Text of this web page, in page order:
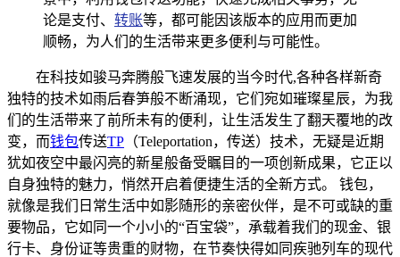
论是支付、 转账等，都可能因该版本的应用而更加
顺畅，为人们的生活带来更多便利与可能性。
在科技如骏马奔腾般飞速发展的当今时代,各种各样新奇
独特的技术如雨后春笋般不断涌现，它们宛如璀璨星辰，为我
们的生活带来了前所未有的便利，让生活发生了翻天覆地的改
变，而钱包传送TP （Teleportation，传送）技术，无疑是近期
犹如夜空中最闪亮的新星般备受瞩目的一项创新成果，它正以
自身独特的魅力，悄然开启着便捷生活的全新方式。 钱包，
就像是我们日常生活中如影随形的亲密伙伴，是不可或缺的重
要物品，它如同一个小小的“百宝袋”，承载着我们的现金、银
行卡、身份证等贵重的财物，在节奏快得如同疾驰列车的现代